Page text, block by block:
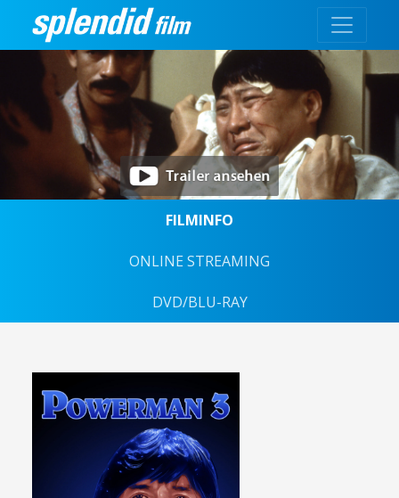
FILMINFO
ONLINE STREAMING
DVD/BLU-RAY